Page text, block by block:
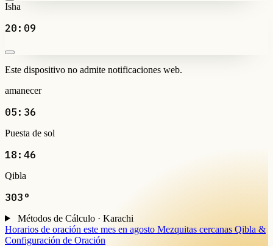
Isha
20:09
Este dispositivo no admite notificaciones web.
amanecer
05:36
Puesta de sol
18:46
Qibla
303°
Métodos de Cálculo · Karachi
Horarios de oración este mes en agosto Mezquitas cercanas Qibla &
Configuración de Oración